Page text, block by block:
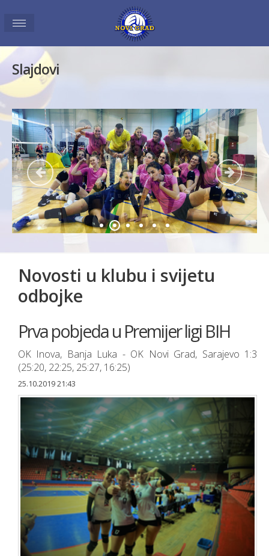
Slajdovi
Novosti u klubu i svijetu
odbojke
Prva pobjeda u Premijer ligi BIH
OK Inova, Banja Luka - OK Novi Grad, Sarajevo 1:3
(25:20, 22:25, 25:27, 16:25)
25.10.2019 21:43